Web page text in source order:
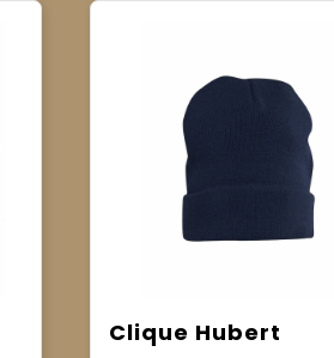
Clique Hubert